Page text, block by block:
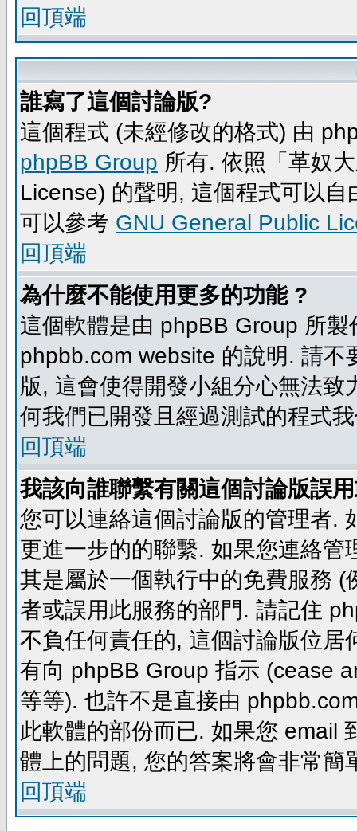
回頂端
誰寫了這個討論版?
這個程式 (未經修改的格式) 由
phpBB Group 所有. 依照「革奴
License) 的聲明, 這個程式可以
可以參考 GNU General Public
回頂端
為什麼不能使用更多的功能 ?
這個軟體是由 phpBB Group 所
phpbb.com website 的說明. 請
版, 這會使得開發小組分心無法
何我們已開發且經過測試的程式
回頂端
我該向誰聯繫有關這個討論版誤
您可以連絡這個討論版的管理者.
更進一步的的聯繫. 如果您連絡
其是屬於一個執行中的免費服務
者或誤用此服務的部門. 請記住
不負任何責任的, 這個討論版位
有向 phpBB Group 指示 (cease
等等). 也許不是直接由
此軟體的部份而已. 如果您 email
體上的問題, 您的答案將會非常簡
回頂端